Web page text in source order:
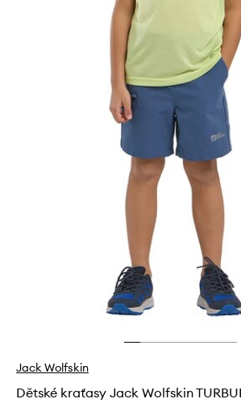
Jack Wolfskin
Dětské kraťasy Jack Wolfskin